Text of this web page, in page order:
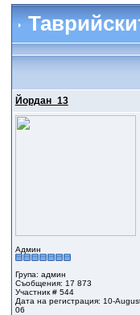
Йордан_13
Админ
Група: админ
Съобщения: 17 873
Участник # 544
Дата на регистрация: 10-
06